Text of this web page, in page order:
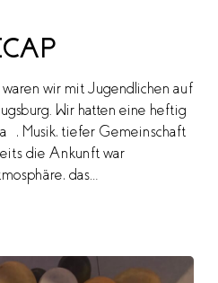
wir mit Jugendlichen auf
Wir hatten eine heftig
Musik, tiefer Gemeinschaft
die Ankunft war
das…